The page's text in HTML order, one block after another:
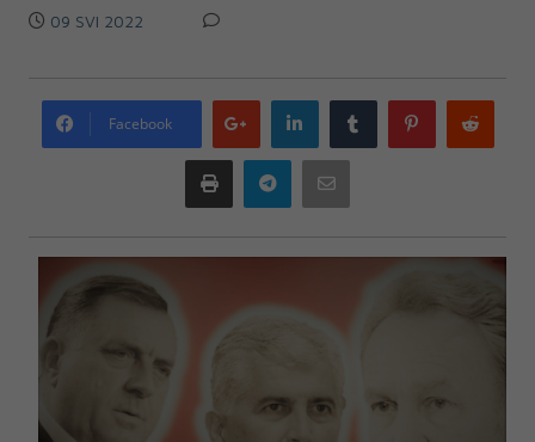
09 SVI 2022
Facebook
Google
plus
LinkedIn Tumblr Pinterest
Print Telegram